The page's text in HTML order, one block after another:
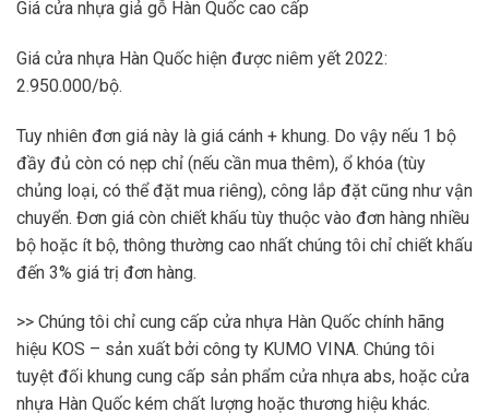
Giá cửa nhựa giả gỗ Hàn Quốc cao cấp
Giá cửa nhựa Hàn Quốc hiện được niêm yết 2022:
2.950.000/bộ.
Tuy nhiên đơn giá này là giá cánh + khung. Do vậy nếu 1 bộ
đầy đủ còn có nẹp chỉ (nếu cần mua thêm), ổ khóa (tùy
chủng loại, có thể đặt mua riêng), công lắp đặt cũng như vận
chuyển. Đơn giá còn chiết khấu tùy thuộc vào đơn hàng nhiều
bộ hoặc ít bộ, thông thường cao nhất chúng tôi chỉ chiết khấu
đến 3% giá trị đơn hàng.
>> Chúng tôi chỉ cung cấp cửa nhựa Hàn Quốc chính hãng
hiệu KOS – sản xuất bởi công ty KUMO VINA. Chúng tôi
tuyệt đối khung cung cấp sản phẩm cửa nhựa abs, hoặc cửa
nhựa Hàn Quốc kém chất lượng hoặc thương hiệu khác.